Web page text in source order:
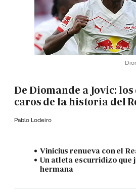
De Diomande a Jovic:
caros de la historia del
Pablo Lodeiro
Vinicius renueva con el
Un atleta escurridizo que
hermana